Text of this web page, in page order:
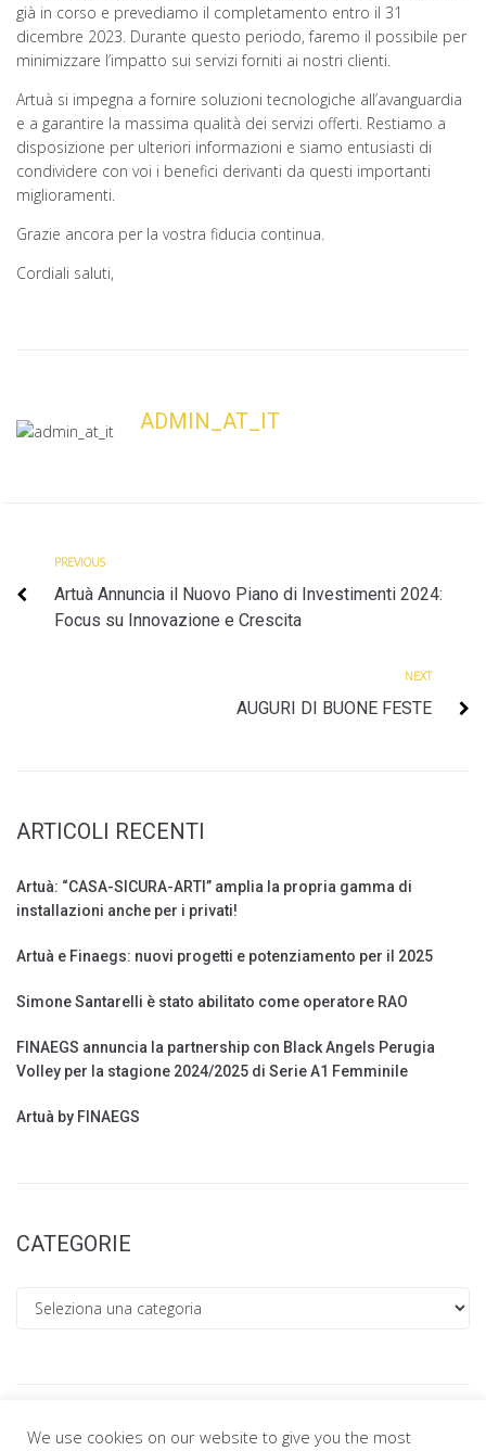
già in corso e prevediamo il completamento entro il 31
dicembre 2023. Durante questo periodo, faremo il possibile per
minimizzare l’impatto sui servizi forniti ai nostri clienti.
Artuà si impegna a fornire soluzioni tecnologiche all’avanguardia
e a garantire la massima qualità dei servizi offerti. Restiamo a
disposizione per ulteriori informazioni e siamo entusiasti di
condividere con voi i benefici derivanti da questi importanti
miglioramenti.
Grazie ancora per la vostra fiducia continua.
Cordiali saluti,
ADMIN_AT_IT
Navigazione
articoli
Previous
PREVIOUS
Artuà Annuncia il Nuovo Piano di Investimenti 2024:
Focus su Innovazione e Crescita
NEXT
AUGURI DI BUONE FESTE
ARTICOLI RECENTI
Artuà: “CASA-SICURA-ARTI” amplia la propria gamma di
installazioni anche per i privati!
Artuà e Finaegs: nuovi progetti e potenziamento per il 2025
Simone Santarelli è stato abilitato come operatore RAO
FINAEGS annuncia la partnership con Black Angels Perugia
Volley per la stagione 2024/2025 di Serie A1 Femminile
Artuà by FINAEGS
CATEGORIE
Categorie
Search
We use cookies on our website to give you the most